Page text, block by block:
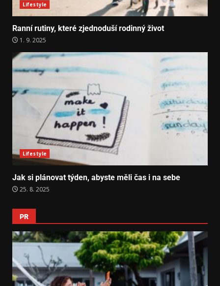
Lifestyle
Ranní rutiny, které zjednoduší rodinný život
1. 9. 2025
Lifestyle
Jak si plánovat týden, abyste měli čas i na sebe
25. 8. 2025
PR